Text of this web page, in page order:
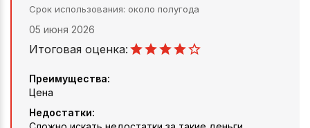
Срок использования около полугода
05 июня 2026
Итоговая оценка:
Преимущества:
Цена
Недостатки: